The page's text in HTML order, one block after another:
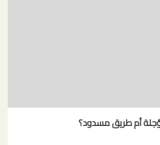
أم طريق مسدود؟